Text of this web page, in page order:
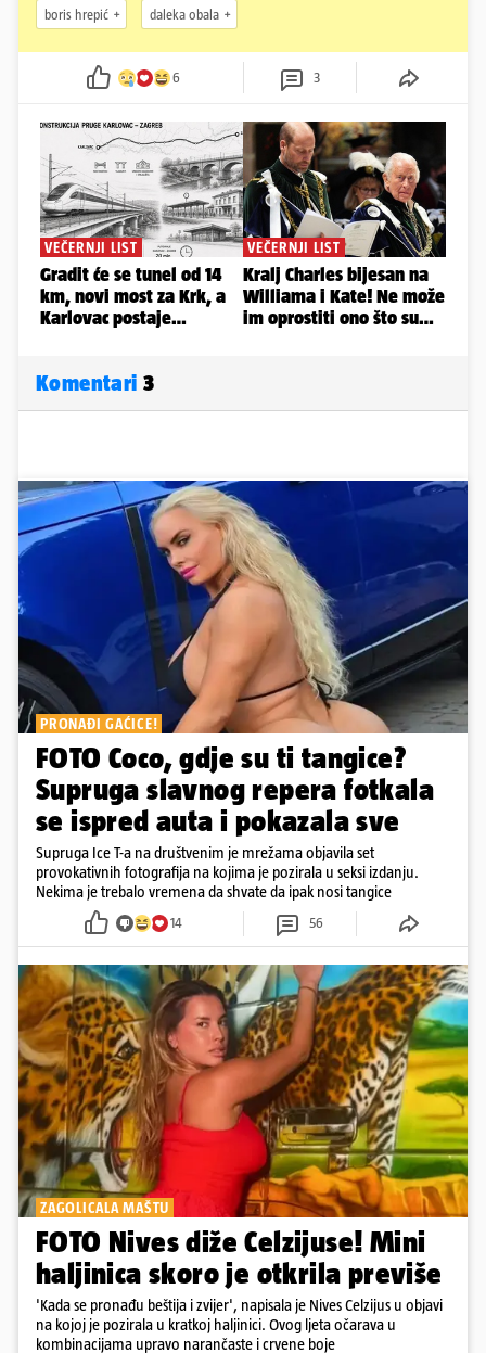
boris hrepić daleka obala
6 3
Komentari 3
PRONAĐI GAĆICE!
FOTO Coco, gdje su ti tangice?
Supruga slavnog repera fotkala
se ispred auta i pokazala sve
Supruga Ice T-a na društvenim je mrežama objavila set
provokativnih fotografija na kojima je pozirala u seksi izdanju.
Nekima je trebalo vremena da shvate da ipak nosi tangice
14 56
ZAGOLICALA MAŠTU
FOTO Nives diže Celzijuse! Mini
haljinica skoro je otkrila previše
'Kada se pronađu beštija i zvijer', napisala je Nives Celzijus u objavi
na kojoj je pozirala u kratkoj haljinici. Ovog ljeta očarava u
kombinacijama upravo narančaste i crvene boje